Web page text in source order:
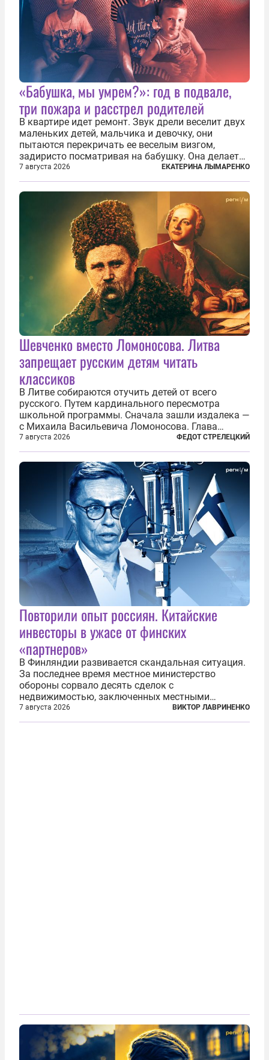
«Бабушка, мы умрем?»: год в подвале,
три пожара и расстрел родителей
В квартире идет ремонт. Звук дрели веселит двух
маленьких детей, мальчика и девочку, они
пытаются перекричать ее веселым визгом,
задиристо посматривая на бабушку. Она делает
им замечание, но внуки чувствуют, что она
сердится невсерьез. И это правда: дрель, конечно,
сверлит противно, но всё...
7 августа 2026 ЕКАТЕРИНА ЛЫМАРЕНКО
Шевченко вместо Ломоносова. Литва
запрещает русским детям читать
классиков
В Литве собираются отучить детей от всего
русского. Путем кардинального пересмотра
школьной программы. Сначала зашли издалека —
с Михаила Васильевича Ломоносова. Глава
правительства Литвы Миндаугас Синкявичюс
предложил исключить его тексты из программ
общего образования. Мотивировал он это тем,
7 августа 2026 ФЕДОТ СТРЕЛЕЦКИЙ
Повторили опыт россиян. Китайские
инвесторы в ужасе от финских
«партнеров»
В Финляндии развивается скандальная ситуация.
За последнее время местное министерство
обороны сорвало десять сделок с
недвижимостью, заключенных местными
фирмами с китайским капиталом. Чиновники
заявили, что они могли заключаться с целью
7 августа 2026 ВИКТОР ЛАВРИНЕНКО